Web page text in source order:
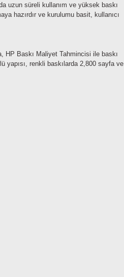
uzun süreli kullanım ve yüksek baskı
hazırdır ve kurulumu basit, kullanıcı
HP Baskı Maliyet Tahmincisi ile baskı
yapısı, renkli baskılarda 2,800 sayfa ve